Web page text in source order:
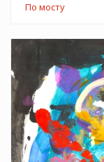
По мосту